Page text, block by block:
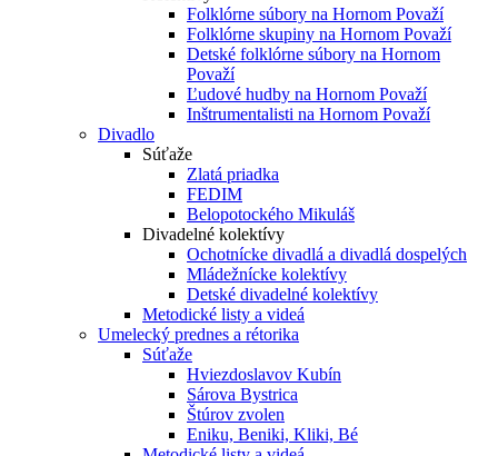
Folklórne súbory na Hornom Považí
Folklórne skupiny na Hornom Považí
Detské folklórne súbory na Hornom
Považí
Ľudové hudby na Hornom Považí
Inštrumentalisti na Hornom Považí
Divadlo
Súťaže
Zlatá priadka
FEDIM
Belopotockého Mikuláš
Divadelné kolektívy
Ochotnícke divadlá a divadlá dospelých
Mládežnícke kolektívy
Detské divadelné kolektívy
Metodické listy a videá
Umelecký prednes a rétorika
Súťaže
Hviezdoslavov Kubín
Sárova Bystrica
Štúrov zvolen
Eniku, Beniki, Kliki, Bé